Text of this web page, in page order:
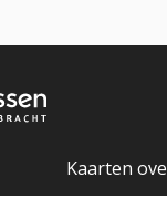
Kaarten